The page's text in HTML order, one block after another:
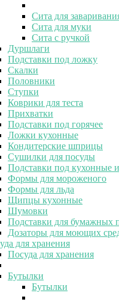
Сита для
Сита для муки
Сита с ручкой
Дуршлаги
Подставки под ложку
Скалки
Половники
Ступки
Коврики для теста
Прихватки
Подставки под горячее
Ложки кухонные
Кондитерские шприцы
Сушилки для посуды
Подставки под кухонные
Формы для мороженого
Формы для льда
Щипцы кухонные
Шумовки
Подставки для бумажных
Дозаторы для моющих
для хранения
Посуда для хранения
Бутылки
Бутылки